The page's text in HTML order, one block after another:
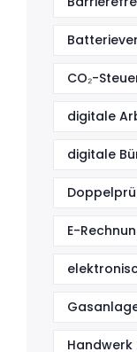
CO₂-
digitale
digitale
E-
Handwerk